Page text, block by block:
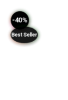
-40%
Best Seller